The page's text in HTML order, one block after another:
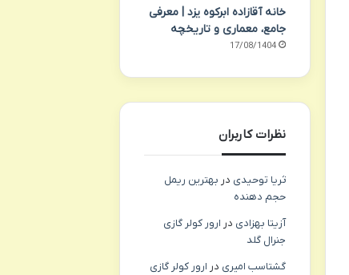
خانه آقازاده ابرکوه یزد | معرفی
جامع، معماری و تاریخچه
17/08/1404
نظرات کاربران
ثریا توحیدی در بهترین ریمل
حجم دهنده
آزیتا بهزادی در ارور کولر گازی
جنرال گلد
گشتاسب امیری در ارور کولر گازی